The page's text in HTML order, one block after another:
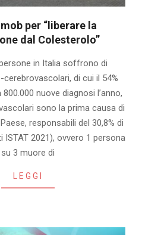
per “liberare la
dal Colesterolo”
in Italia soffrono di
di cui il 54%
nuove diagnosi l’anno,
sono la prima causa di
responsabili del 30,8% di
2021), ovvero 1 persona
su 3 muore di
LEGGI